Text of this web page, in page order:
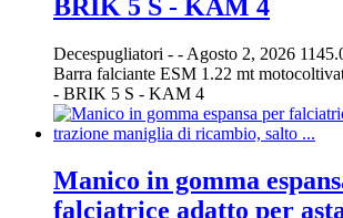
BRIK 5 S - KAM 4
Decespugliatori - - Agosto 2, 2026
Barra falciante ESM 1.22 mt
- BRIK 5 S - KAM 4
Manico in gomma
falciatrice adatto per